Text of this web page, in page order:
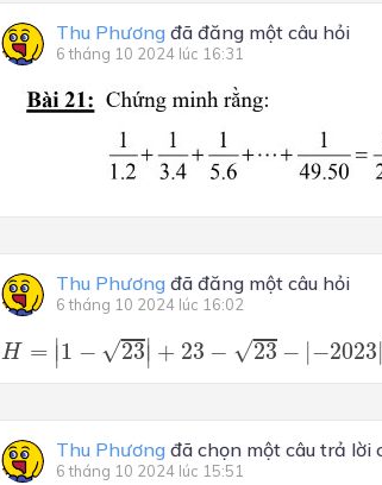
Thu Phương đã đăng một câu hỏi
6 tháng 10 2024 lúc 16:31
Thu Phương đã đăng một câu hỏi
6 tháng 10 2024 lúc 16:02
H = ∣∣1 − √23∣∣ + 23 − √23 − |−2023
H= − 23− 23− 2023
Thu Phương đã chọn một câu trả lời
6 tháng 10 2024 lúc 15:51